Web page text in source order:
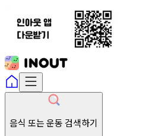
음식 또는 운동 검색하기